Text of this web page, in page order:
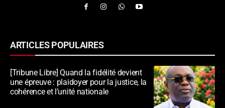
ARTICLES POPULAIRES
[Tribune Libre] Quand la fidélité devient
une épreuve : plaidoyer pour la justice, la
cohérence et l’unité nationale